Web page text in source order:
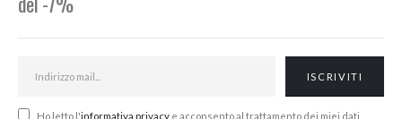
Ho letto l'informativa privacy e acconsento al trattamento dei miei dati